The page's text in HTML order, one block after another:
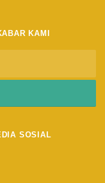
KAMI
SOSIAL